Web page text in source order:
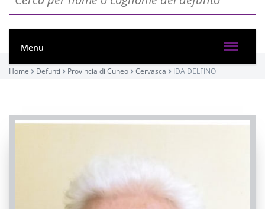
Menu
Home Defunti Provincia di Cuneo Cervasca IDA DELFINO
3° ANNIVERSARIO